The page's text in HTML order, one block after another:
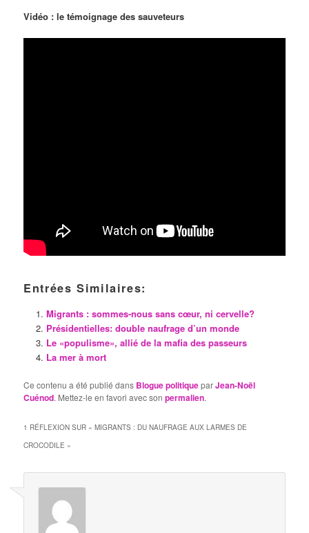
Vidéo : le témoignage des sauveteurs
Entrées Similaires:
Migrants : sommes-nous sans cœur, ni cervelle?
Présidentielles: double naufrage d’un monde
Le «populisme», allié de la mafia des passeurs
La mer à mort
Ce contenu a été publié dans Blogue politiqueparJean-Noël
Cuénod. Mettez-le en favori avec sonpermalien.
1 RÉFLEXION SUR «MIGRANTS : DU NAUFRAGE AUX LARMES DE
CROCODILE »